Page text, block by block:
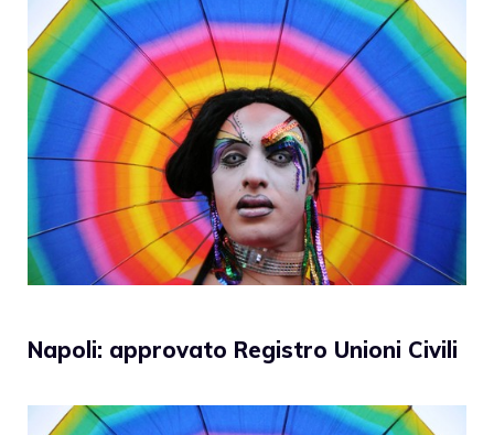
Napoli: approvato Registro Unioni Civili